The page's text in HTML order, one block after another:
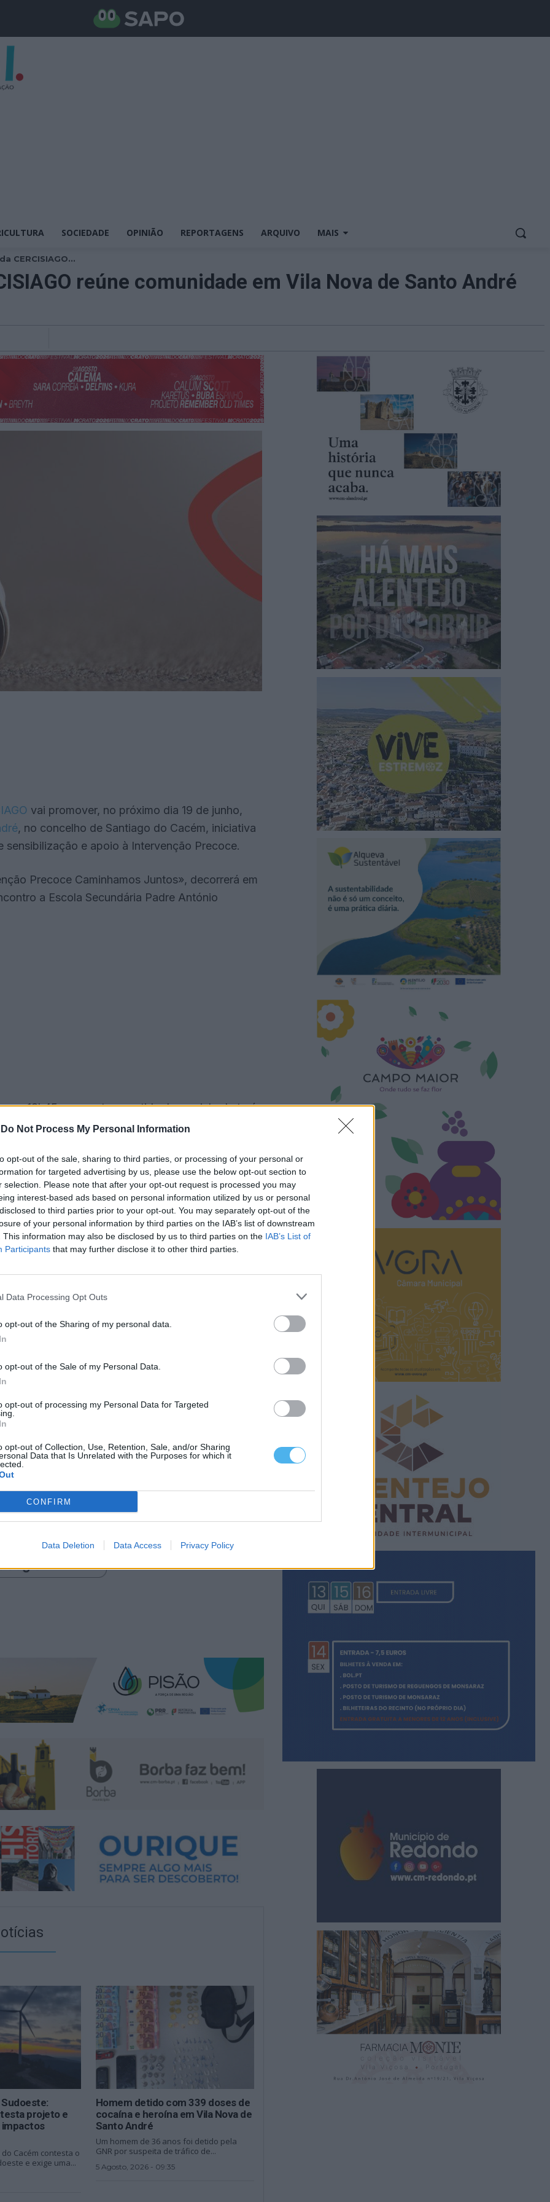
Do Not Process My Personal Information
opt-out of the sale, sharing to third parties, or processing of your personal or
for targeted advertising by us, please use the below opt-out section to
selection. Please note that after your opt-out request is processed you may
interest-based ads based on personal information utilized by us or personal
to third parties prior to your opt-out. You may separately opt-out of the
of your personal information by third parties on the IAB’s list of downstream
This information may also be disclosed by us to third parties on the IAB’s List of
Participants that may further disclose it to other third parties.
Data Processing Opt Outs
opt-out of the Sharing of my personal data.
opt-out of the Sale of my Personal Data.
opt-out of processing my Personal Data for Targeted
opt-out of Collection, Use, Retention, Sale, and/or Sharing
Data that Is Unrelated with the Purposes for which it
CONFIRM
Data Deletion Data Access Privacy Policy
SOCIEDADE OPINIÃO REPORTAGENS ARQUIVO MAIS
CERCISIAGO...
reúne comunidade em Vila Nova de Santo André
vai promover, no próximo dia 19 de junho,
, no concelho de Santiago do Cacém, iniciativa
e apoio à Intervenção Precoce.
Precoce Caminhamos Juntos», decorrerá em
a Escola Secundária Padre António
as 18h45, enquanto a partida da caminhada terá
de 7,5 quilómetros.
incentivando a presença de famílias,
de correio eletrónico
data de nascimento e um contacto telefónico.
com a oferta de sopa e lanche aos
Precoce da CERCISIAGO, contando com a
os laços de solidariedade na comunidade e
das famílias e da população em geral.
VILA NOVA DE SANTO ANDRÉ
projeto e
impactos
do Cacém contesta o
e exige uma...
Homem detido com 339 doses de
cocaína e heroína em Vila Nova de
Santo André
Um homem de 36 anos foi detido pela
GNR por suspeita de tráfico de...
5 Agosto, 2026 - 09:35